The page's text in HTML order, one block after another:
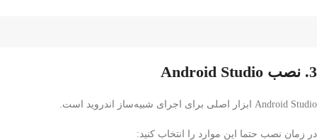
3. نصب Android Studio
Android Studio ابزار اصلی برای اجرای شبیه‌ساز اندروید است.
در زمان نصب حتما این موارد را انتخاب کنید: